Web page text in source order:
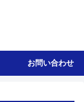
お問い合わせ